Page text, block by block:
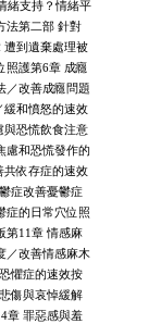
緒支持？情緒平
法第二部 針對
遭到遺棄處理被
照護第6章 成癮
／改善成癮問題
緩和憤怒的速效
與恐慌飲食注意
慮和恐慌發作的
共依存症的速效
症改善憂鬱症
症的日常穴位照
第11章 情感麻
／改善情感麻木
懼症的速效按
傷與哀悼緩解
章 罪惡感與羞